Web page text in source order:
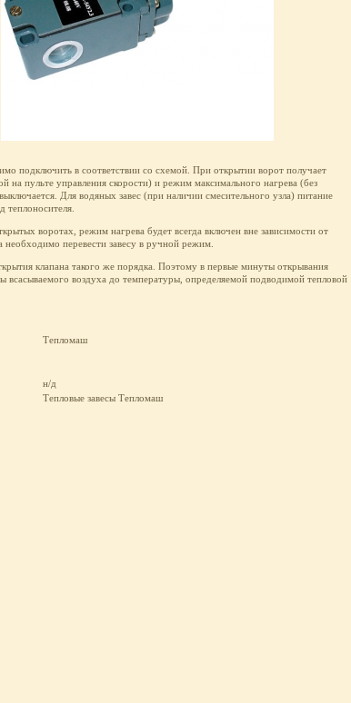
подключить в соответствии со схемой. При открытии ворот получает
на пульте управления скорости) и режим максимального нагрева (без
Для водяных завес (при наличии смесительного узла) питание
теплоносителя.
воротах, режим нагрева будет всегда включен вне зависимости от
необходимо перевести завесу в ручной режим.
клапана такого же порядка. Поэтому в первые минуты открывания
всасываемого воздуха до температуры, определяемой подводимой тепловой
Тепломаш
н/д
Тепловые завесы Тепломаш